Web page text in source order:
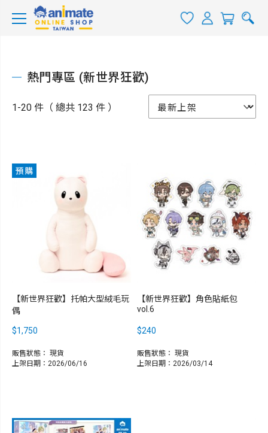
熱門專區 (新世界狂歡)
1-20 件（ 總共 123 件 ）
【新世界狂歡】托帕大型絨毛玩
偶
$1,750
販售狀態： 現貨
上架日期：2026/06/16
【新世界狂歡】角色貼紙包
vol.6
$240
販售狀態： 現貨
上架日期：2026/03/14